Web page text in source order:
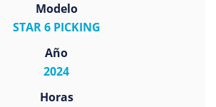
Modelo
STAR 6 PICKING
Año
2024
Horas